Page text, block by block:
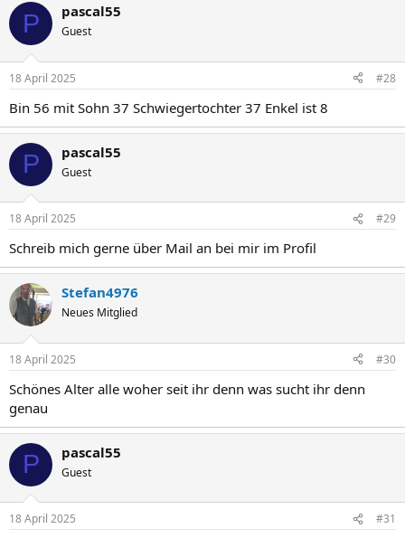
k
i
e
:
P pascal55
Guest
18 April 2025 #28
Bin 56 mit Sohn 37 Schwiegertochter 37 Enkel ist 8
P pascal55
Guest
18 April 2025 #29
Schreib mich gerne über Mail an bei mir im Profil
Stefan4976
Neues Mitglied
18 April 2025 #30
Schönes Alter alle woher seit ihr denn was sucht ihr denn
genau
P pascal55
Guest
18 April 2025 #31